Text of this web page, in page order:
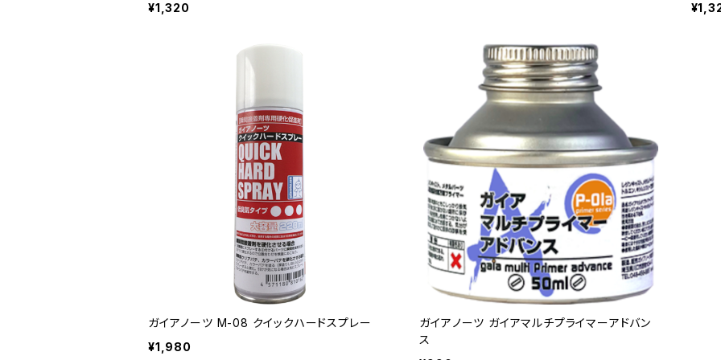
¥1,320
ガイアノーツ M-08 クイックハードスプレー
¥1,980
ガイアノーツ ガイアマルチプライマーアドバン
ス